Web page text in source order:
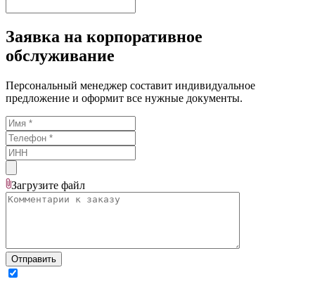
Заявка на корпоративное
обслуживание
Персональный менеджер составит индивидуальное
предложение и оформит все нужные документы.
Загрузите файл
Отправить